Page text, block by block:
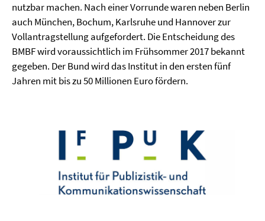
nutzbar machen. Nach einer Vorrunde waren neben Berlin
auch München, Bochum, Karlsruhe und Hannover zur
Vollantragstellung aufgefordert. Die Entscheidung des
BMBF wird voraussichtlich im Frühsommer 2017 bekannt
gegeben. Der Bund wird das Institut in den ersten fünf
Jahren mit bis zu 50 Millionen Euro fördern.